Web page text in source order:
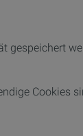
gespeichert
Cookies